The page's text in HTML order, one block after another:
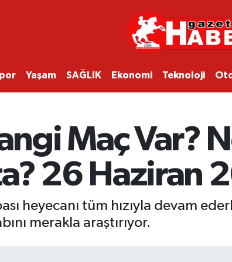
Yaşam SAĞLIK Ekonomi Teknoloji
Maç Var?
26 Haziran
heyecanı tüm hızıyla devam
merakla araştırıyor.